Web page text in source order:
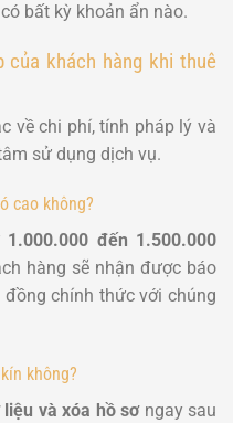
bất kỳ khoản ẩn nào.
của khách hàng khi thuê
về chi phí, tính pháp lý và
sử dụng dịch vụ.
cao không?
1.000.000 đến 1.500.000
hàng sẽ nhận được báo
chính thức với chúng
không?
và xóa hồ sơngay sau